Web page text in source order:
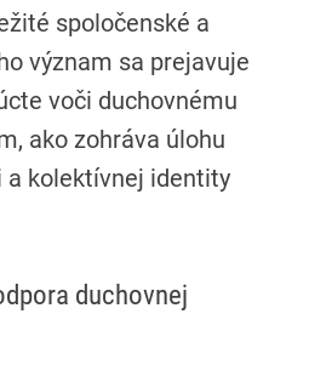
spoločenské a
význam sa prejavuje
voči duchovnému
ako zohráva úlohu
kolektívnej identity
duchovnej